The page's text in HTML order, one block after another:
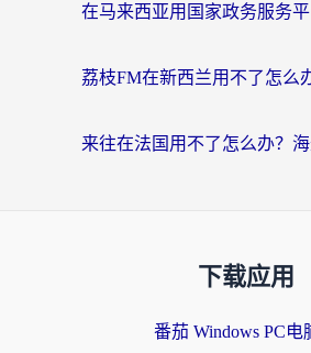
下载应用
番茄 Windows PC电